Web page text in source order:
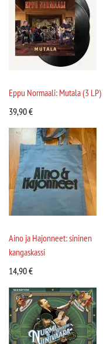
Eppu Normaali: Mutala (3 LP)
39,90€
Aino ja Hajonneet: sininen
kangaskassi
14,90€